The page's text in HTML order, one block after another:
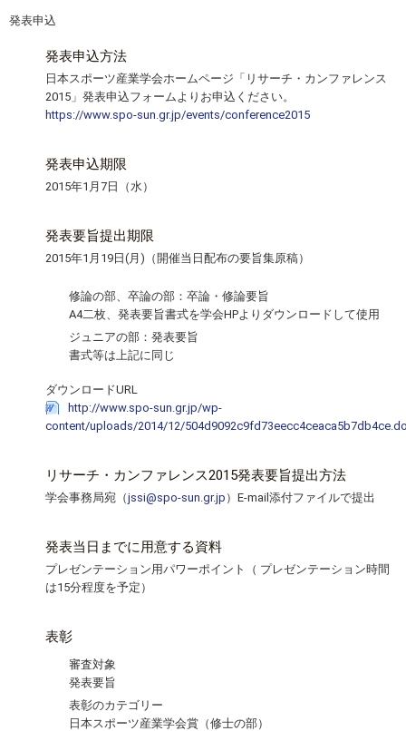
個人情報保護方針
スポーツ白書
子どものスポーツ
障害者スポーツ
スポーツによるまちづくり
スポーツボランティア
健康とスポーツ
社会づくり
自治体との連携
各教育機関との連携
スポーツ振興団体との連携
SPORT POLICY INCUBATOR ―スポーツ政策の『卵』 ―
スポーツ 歴史の検証
スポーツ辞典
SSF BOOKS
発表申込
発表申込方法
日本スポーツ産業学会ホームページ「リサーチ・カンファレンス
2015」発表申込フォームよりお申込ください。
https://www.spo-sun.gr.jp/events/conference2015
発表申込期限
2015年1月7日（水）
発表要旨提出期限
2015年1月19日(月)（開催当日配布の要旨集原稿）
修論の部、卒論の部：卒論・修論要旨
A4二枚、発表要旨書式を学会HPよりダウンロードして使用
ジュニアの部：発表要旨
書式等は上記に同じ
ダウンロードURL
http://www.spo-sun.gr.jp/wp-
content/uploads/2014/12/
リサーチ・カンファレンス2015発表要旨提出方法
学会事務局宛（jssi@spo-sun.gr.jp ）E-mail添付ファイルで提出
発表当日までに用意する資料
プレゼンテーション用パワーポイント（ プレゼンテーション時間
は15分程度を予定）
表彰
審査対象
発表要旨
表彰のカテゴリー
日本スポーツ産業学会賞（修士の部）